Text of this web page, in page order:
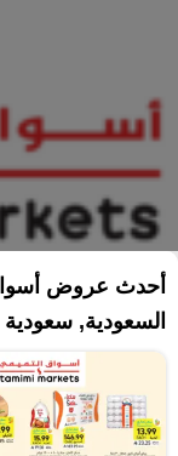
أحدث عروض
السعودية,